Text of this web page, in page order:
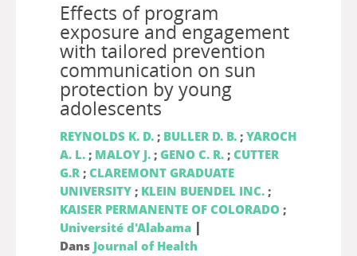
Effects of program
exposure and engagement
with tailored prevention
communication on sun
protection by young
adolescents
REYNOLDS K. D.; BULLER D. B.; YAROCH
A. L.; MALOY J.; GENO C. R.; CUTTER
G.R; CLAREMONT GRADUATE
UNIVERSITY; KLEIN BUENDEL INC.;
KAISER PERMANENTE OF COLORADO;
Université d'Alabama |
Dans Journal of Health